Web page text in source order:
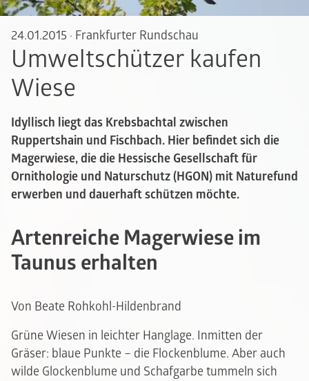
24.01.2015 · Frankfurter Rundschau
Umweltschützer kaufen
Wiese
Idyllisch liegt das Krebsbachtal zwischen
Ruppertshain und Fischbach. Hier befindet sich die
Magerwiese, die die Hessische Gesellschaft für
Ornithologie und Naturschutz (HGON) mit Naturefund
erwerben und dauerhaft schützen möchte.
Artenreiche Magerwiese im
Taunus erhalten
Von Beate Rohkohl-Hildenbrand
Grüne Wiesen in leichter Hanglage. Inmitten der
Gräser: blaue Punkte – die Flockenblume. Aber auch
wilde Glockenblume und Schafgarbe tummeln sich